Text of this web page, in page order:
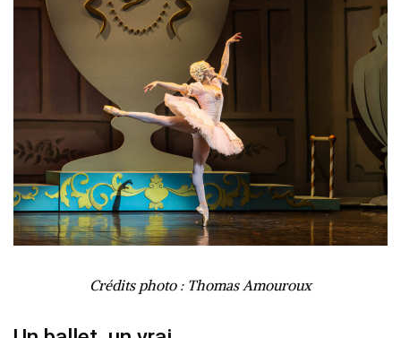
Crédits photo : Thomas Amouroux